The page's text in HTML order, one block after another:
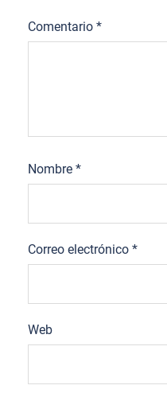
Comentario *
Nombre *
Correo electrónico *
Web